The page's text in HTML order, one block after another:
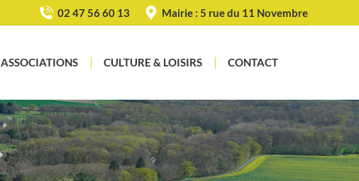
02 47 56 60 13 Mairie : 5 rue du 11 Novembre
ASSOCIATIONS CULTURE & LOISIRS CONTACT